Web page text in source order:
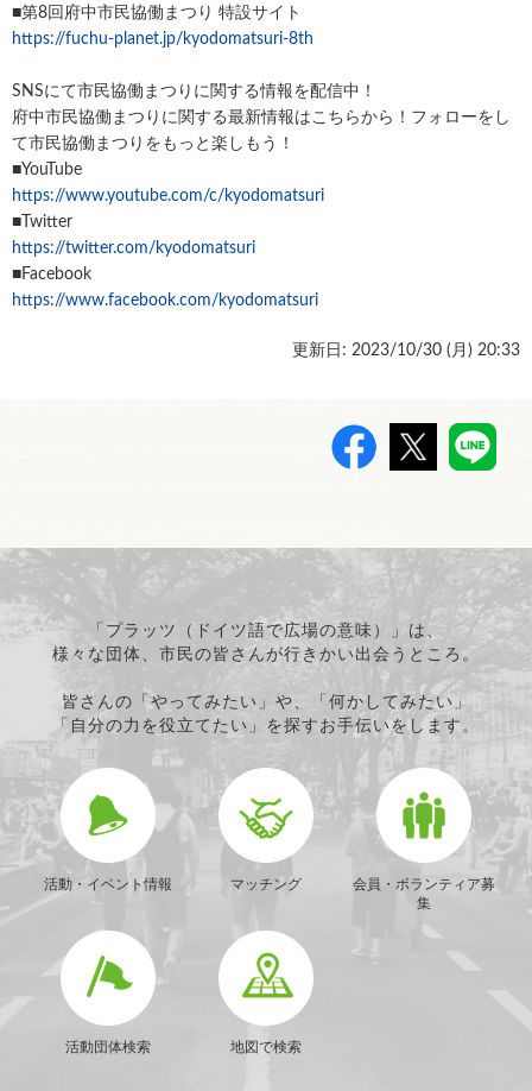
■第8回府中市民協働まつり 特設サイト
https://fuchu-planet.jp/kyodomatsuri-8th
SNSにて市民協働まつりに関する情報を配信中！
府中市民協働まつりに関する最新情報はこちらから！フォローをし
て市民協働まつりをもっと楽しもう！
■YouTube
https://www.youtube.com/c/kyodomatsuri
■Twitter
https://twitter.com/kyodomatsuri
■Facebook
https://www.facebook.com/kyodomatsuri
更新日: 2023/10/30 ( 月 ) 20:33
「プラッツ（ドイツ語で広場の意味）」は、
様々な団体、市民の皆さんが行きかい出会うところ。
皆さんの「やってみたい」や、「何かしてみたい」
「自分の力を役立てたい」を探すお手伝いをします。
活動・イベント情報 マッチング
会員・ボランティア募
集
活動団体検索 地図で検索